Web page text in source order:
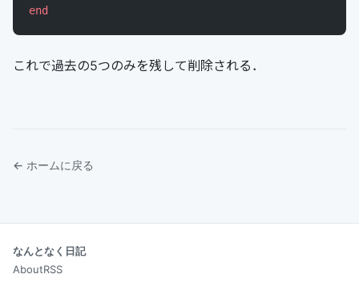
end
これで過去の5つのみを残して削除される．
← ホームに戻る
なんとなく日記
AboutRSS